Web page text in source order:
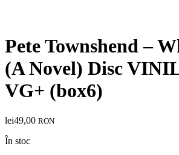
Pete Townshend –
(A Novel) Disc
VG+ (box6)
lei49,00 RON
În stoc